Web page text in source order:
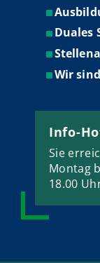
Duales
Wir
Info-
Sie
Montag
18.00